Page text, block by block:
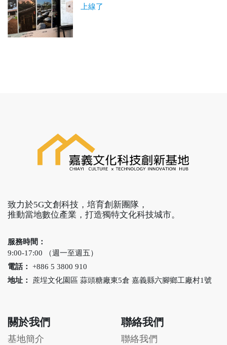
上線了
致力於5G文創科技，培育創新團隊，
推動當地數位產業，打造獨特文化科技城市。
服務時間：
9:00-17:00 （週一至週五）
電話： +886 5 3800 910
地址： 蔗埕文化園區 蒜頭糖廠東5倉 嘉義縣六腳鄉工廠村1號
關於我們
基地簡介
聯絡我們
聯絡我們